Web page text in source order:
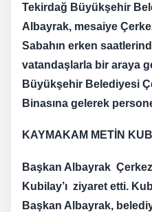
Tekirdağ Büyükşehir
Albayrak, mesaiye
Sabahın erken
vatandaşlarla bir araya
Büyükşehir Belediyesi
Binasına gelerek
KAYMAKAM METİN
Başkan Albayrak
Kubilay’ı ziyaret etti.
Başkan Albayrak,